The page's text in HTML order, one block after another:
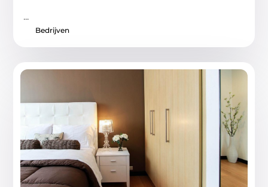
...
Bedrijven